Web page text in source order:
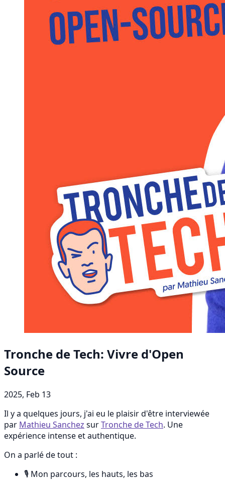
Tronche de Tech: Vivre d'Open
Source
2025, Feb 13
Il y a quelques jours, j'ai eu le plaisir d'être interviewée
par Mathieu Sanchez surTronche de Tech. Une
expérience intense et authentique.
On a parlé de tout :
🎙️ Mon parcours, les hauts, les bas